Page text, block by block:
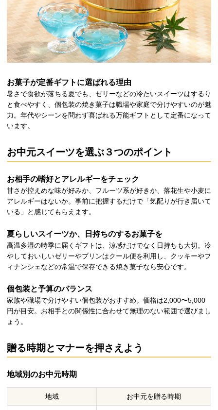
お菓子が定番ギフトに選ばれる理由
暑さで食欲が落ちる夏でも、ゼリーなどの冷たいスイーツはするり
と食べやすく、個包装の焼き菓子は職場や家庭で分けやすいのが魅
力。年代やシーンを問わず喜ばれる万能ギフトとして定番になって
います。
お中元スイーツを選ぶ３つのポイント
お相手の嗜好とアレルギーをチェック
甘さが控えめな味が好みか、フルーツ系が好きか、落花生や小麦に
アレルギーはないか。事前に把握するだけで「気配りが行き届いて
いる」と感じてもらえます。
夏らしいスイーツか、日持ちのするお菓子を
高温多湿の時季に届くギフトは、涼感だけでなく日持ちも大切。冷
やしておいしいゼリーやプリンはクール便を利用し、クッキーやフ
ィナンシェなどの常温で保存できる焼き菓子なら安心です。
個包装と予算のバランス
家族や職場で分けやすい個包装がおすすめ。価格は2,000〜5,000
円が目安。お相手との関係性に合わせて無理のない範囲で選びまし
ょう。
贈る時期とマナーを押さえよう
地域別のお中元時期
地域 お中元を贈る時期